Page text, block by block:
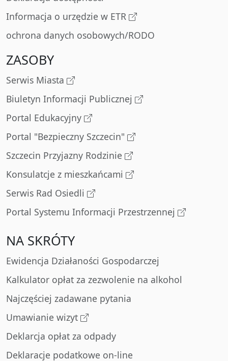
Informacja o urzędzie w ETR
ochrona danych osobowych/RODO
ZASOBY
Serwis Miasta
Biuletyn Informacji Publicznej
Portal Edukacyjny
Portal "Bezpieczny Szczecin"
Szczecin Przyjazny Rodzinie
Konsulatcje z mieszkańcami
Serwis Rad Osiedli
Portal Systemu Informacji Przestrzennej
NA SKRÓTY
Ewidencja Działaności Gospodarczej
Kalkulator opłat za zezwolenie na alkohol
Najczęściej zadawane pytania
Umawianie wizyt
Deklarcja opłat za odpady
Deklaracje podatkowe on-line